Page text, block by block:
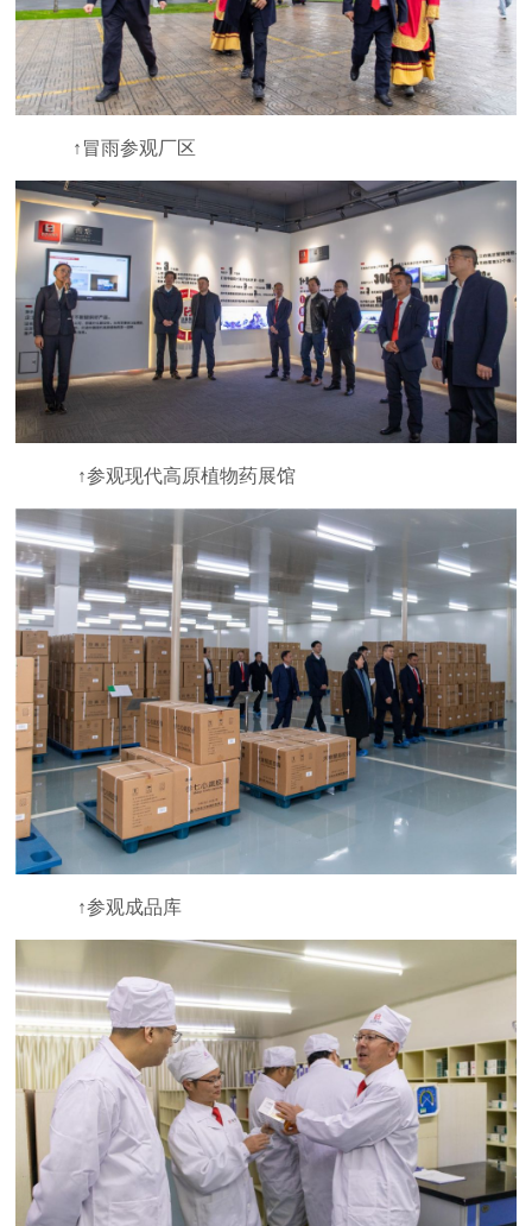
↑冒雨参观厂区
↑参观现代高原植物药展馆
↑参观成品库